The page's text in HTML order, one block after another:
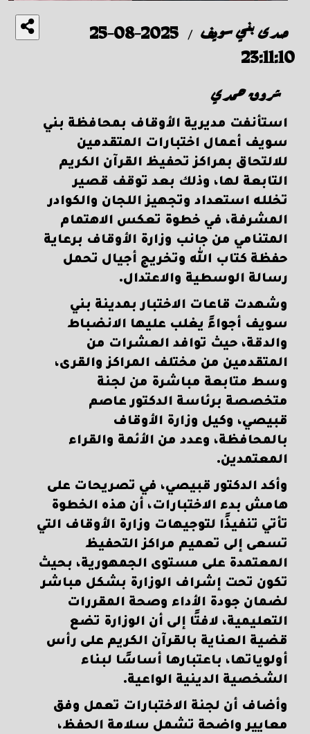
صدى بني سويف /
2025-08-25
23:11:10
شروق حمدي
استأنفت مديرية الأوقاف بمحافظة بني
سويف أعمال اختبارات المتقدمين
للالتحاق بمراكز تحفيظ القرآن الكريم
التابعة لها، وذلك بعد توقف قصير
تخلله استعداد وتجهيز اللجان والكوادر
المشرفة، في خطوة تعكس الاهتمام
المتنامي من جانب وزارة الأوقاف برعاية
حفظة كتاب الله وتخريج أجيال تحمل
رسالة الوسطية والاعتدال.
وشهدت قاعات الاختبار بمدينة بني
سويف أجواءً يغلب عليها الانضباط
والدقة، حيث توافد العشرات من
المتقدمين من مختلف المراكز والقرى،
وسط متابعة مباشرة من لجنة
متخصصة برئاسة الدكتور عاصم
قبيصي، وكيل وزارة الأوقاف
بالمحافظة، وعدد من الأئمة والقراء
المعتمدين.
وأكد الدكتور قبيصي، في تصريحات على
هامش بدء الاختبارات، أن هذه الخطوة
تأتي تنفيذًا لتوجيهات وزارة الأوقاف التي
تسعى إلى تعميم مراكز التحفيظ
المعتمدة على مستوى الجمهورية، بحيث
تكون تحت إشراف الوزارة بشكل مباشر
لضمان جودة الأداء وصحة المقررات
التعليمية، لافتًا إلى أن الوزارة تضع
قضية العناية بالقرآن الكريم على رأس
أولوياتها، باعتبارها أساسًا لبناء
الشخصية الدينية الواعية.
وأضاف أن لجنة الاختبارات تعمل وفق
معايير واضحة تشمل سلامة الحفظ،